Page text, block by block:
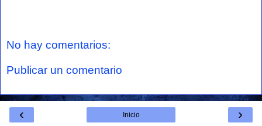
No hay comentarios:
Publicar un comentario
‹ ›
Inicio